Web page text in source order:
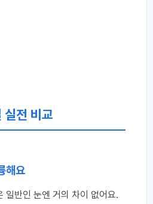
실전 비교
해요
일반인 눈엔 거의 차이 없어요.